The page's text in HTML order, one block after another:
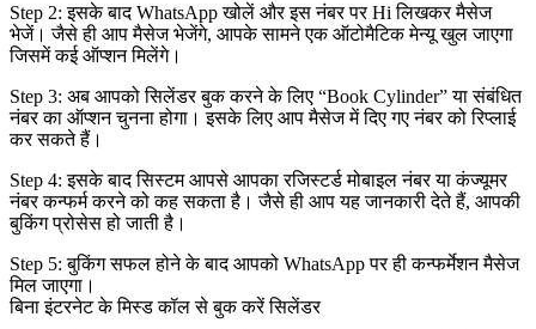
Step 2: इसके बाद WhatsApp खोलें और इस नंबर पर Hi लिखकर मैसेज
भेजें। जैसे ही आप मैसेज भेजेंगे, आपके सामने एक ऑटोमैटिक मेन्यू खुल जाएगा
जिसमें कई ऑप्शन मिलेंगे।
Step 3: अब आपको सिलेंडर बुक करने के लिए “Book Cylinder” या संबंधित
नंबर का ऑप्शन चुनना होगा। इसके लिए आप मैसेज में दिए गए नंबर को रिप्लाई
कर सकते हैं।
Step 4: इसके बाद सिस्टम आपसे आपका रजिस्टर्ड मोबाइल नंबर या कंज्यूमर
नंबर कन्फर्म करने को कह सकता है। जैसे ही आप यह जानकारी देते हैं, आपकी
बुकिंग प्रोसेस हो जाती है।
Step 5: बुकिंग सफल होने के बाद आपको WhatsApp पर ही कन्फर्मेशन मैसेज
मिल जाएगा।
बिना इंटरनेट के मिस्ड कॉल से बुक करें सिलेंडर